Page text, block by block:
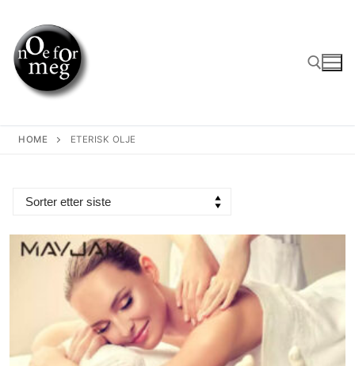
content
HOME ETERISK OLJE